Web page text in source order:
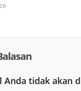
Anda tidak akan